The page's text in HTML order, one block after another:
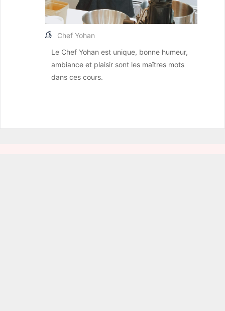
Chef Yohan
Le Chef Yohan est unique, bonne humeur,
ambiance et plaisir sont les maîtres mots
dans ces cours.